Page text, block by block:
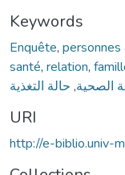
Keywords
Enquête, personnes
santé, relation,
الصحية, حالة التغذية
URI
http://e-biblio.univ-